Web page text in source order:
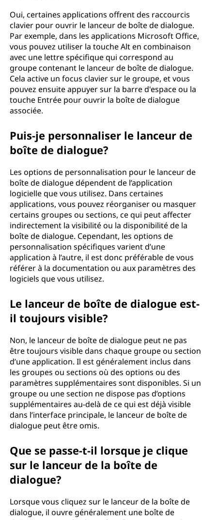
Oui, certaines applications offrent des raccourcis
clavier pour ouvrir le lanceur de boîte de dialogue.
Par exemple, dans les applications Microsoft Office,
vous pouvez utiliser la touche Alt en combinaison
avec une lettre spécifique qui correspond au
groupe contenant le lanceur de boîte de dialogue.
Cela active un focus clavier sur le groupe, et vous
pouvez ensuite appuyer sur la barre d'espace ou la
touche Entrée pour ouvrir la boîte de dialogue
associée.
Puis-je personnaliser le lanceur de
boîte de dialogue?
Les options de personnalisation pour le lanceur de
boîte de dialogue dépendent de l’application
logicielle que vous utilisez. Dans certaines
applications, vous pouvez réorganiser ou masquer
certains groupes ou sections, ce qui peut affecter
indirectement la visibilité ou la disponibilité de la
boîte de dialogue. Cependant, les options de
personnalisation spécifiques varient d’une
application à l’autre, il est donc préférable de vous
référer à la documentation ou aux paramètres des
logiciels que vous utilisez.
Le lanceur de boîte de dialogue est-
il toujours visible?
Non, le lanceur de boîte de dialogue peut ne pas
être toujours visible dans chaque groupe ou section
d’une application. Il est généralement inclus dans
les groupes ou sections où des options ou des
paramètres supplémentaires sont disponibles. Si un
groupe ou une section ne dispose pas d’options
supplémentaires au-delà de ce qui est déjà visible
dans l’interface principale, le lanceur de boîte de
dialogue peut être omis.
Que se passe-t-il lorsque je clique
sur le lanceur de la boîte de
dialogue?
Lorsque vous cliquez sur le lanceur de la boîte de
dialogue, il ouvre généralement une boîte de